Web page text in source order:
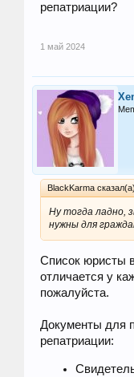
репатриации?
1 май 2024
BlackKarma
Ну тогда ладно,
нужны для
Список юристы
отличается у
пожалуйста.
Документы для
репатриации: